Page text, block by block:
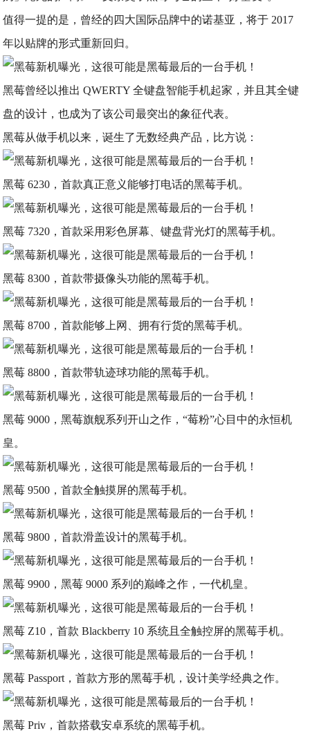
值得一提的是，曾经的四大国际品牌中的诺基亚，将于 2017
年以贴牌的形式重新回归。
黑莓曾经以推出 QWERTY 全键盘智能手机起家，并且其全键
盘的设计，也成为了该公司最突出的象征代表。
黑莓从做手机以来，诞生了无数经典产品，比方说：
黑莓 6230，首款真正意义能够打电话的黑莓手机。
黑莓 7320，首款采用彩色屏幕、键盘背光灯的黑莓手机。
黑莓 8300，首款带摄像头功能的黑莓手机。
黑莓 8700，首款能够上网、拥有行货的黑莓手机。
黑莓 8800，首款带轨迹球功能的黑莓手机。
黑莓 9000，黑莓旗舰系列开山之作，“莓粉”心目中的永恒机
皇。
黑莓 9500，首款全触摸屏的黑莓手机。
黑莓 9800，首款滑盖设计的黑莓手机。
黑莓 9900，黑莓 9000 系列的巅峰之作，一代机皇。
黑莓 Z10，首款 Blackberry 10 系统且全触控屏的黑莓手机。
黑莓 Passport，首款方形的黑莓手机，设计美学经典之作。
黑莓 Priv，首款搭载安卓系统的黑莓手机。